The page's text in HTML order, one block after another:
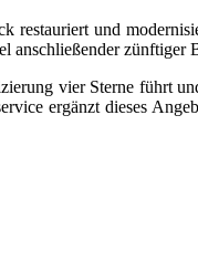
restauriert und
anschließender
vier Sterne führt
ergänzt dieses